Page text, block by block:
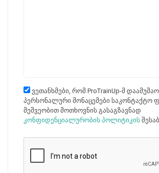
ვეთანხმები, რომ ProTrainUp-მ
პერსონალური მონაცემები საკონტაქტო
მეშვეობით მოთხოვნის გასაგზავნად
კონფიდენციალურობის პოლიტიკის